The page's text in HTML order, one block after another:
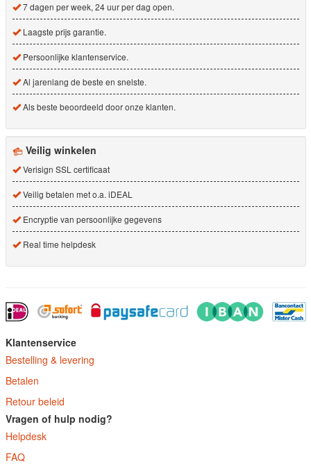
7 dagen per week, 24 uur per dag open.
Laagste prijs garantie.
Persoonlijke klantenservice.
Al jarenlang de beste en snelste.
Als beste beoordeeld door onze klanten.
Veilig winkelen
Verisign SSL certificaat
Veilig betalen met o.a. iDEAL
Encryptie van persoonlijke gegevens
Real time helpdesk
Klantenservice
Bestelling & levering
Betalen
Retour beleid
Vragen of hulp nodig?
Helpdesk
FAQ